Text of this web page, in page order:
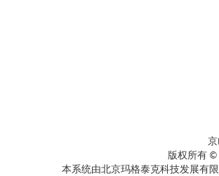
京
版权所有 ©
本系统由北京玛格泰克科技发展有